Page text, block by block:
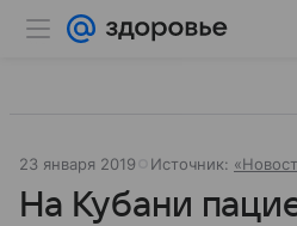
23 января 2019 Источник:
На Кубани